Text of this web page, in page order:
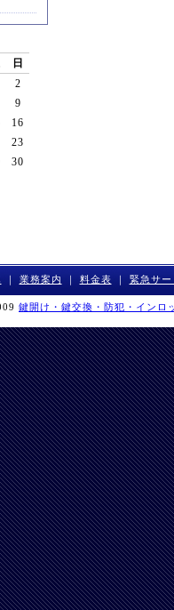
日
2
9
16
23
30
｜ 業務案内 ｜ 料金表 ｜ 緊急サー
鍵開け・鍵交換・防犯・インロ